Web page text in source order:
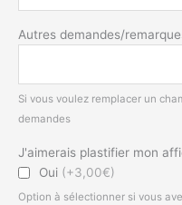
Autres demandes/
Si vous voulez remplacer un
demandes
J'aimerais plastifier mon
Oui (+3,00€)
Option à sélectionner si vous